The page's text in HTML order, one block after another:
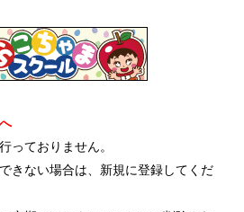
っておりません。
きない場合は、新規に登録してくだ